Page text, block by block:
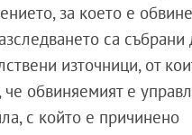
за което е
са събрани
източници, от
че обвиняемият е
с който е причинено